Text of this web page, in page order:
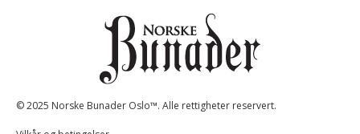
© 2025 Norske Bunader Oslo™. Alle rettigheter reservert.